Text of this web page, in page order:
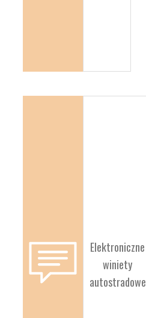
Elektroniczne
winiety
autostradowe